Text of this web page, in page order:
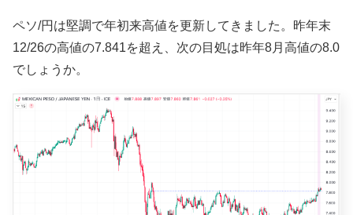
ペソ/円は堅調で年初来高値を更新してきました。昨年末
12/26の高値の7.841を超え、次の目処は昨年8月高値の8.0
でしょうか。